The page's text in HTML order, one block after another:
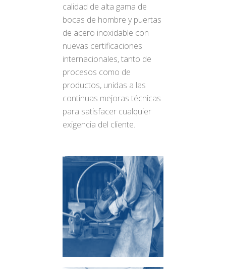
calidad de alta gama de
bocas de hombre y puertas
de acero inoxidable con
nuevas certificaciones
internacionales, tanto de
procesos como de
productos, unidas a las
continuas mejoras técnicas
para satisfacer cualquier
exigencia del cliente.